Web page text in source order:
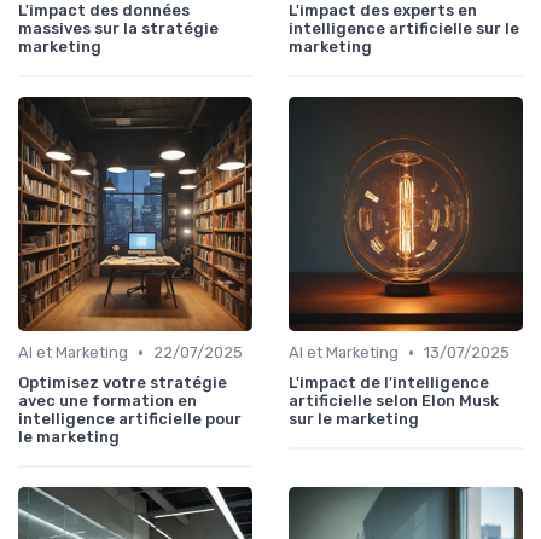
L'impact des données
massives sur la stratégie
marketing
L'impact des experts en
intelligence artificielle sur le
marketing
AI et Marketing •
22/07/2025
Optimisez votre stratégie
avec une formation en
intelligence artificielle pour
le marketing
AI et Marketing • 13/07/2025
L'impact de l'intelligence
artificielle selon Elon Musk
sur le marketing